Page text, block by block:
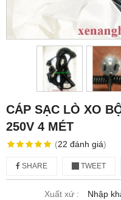
CÁP SẠC LÒ XO
250V 4 MÉT
(22 đánh giá)
SHARE TWEET
Xuất xứ :
Nhập